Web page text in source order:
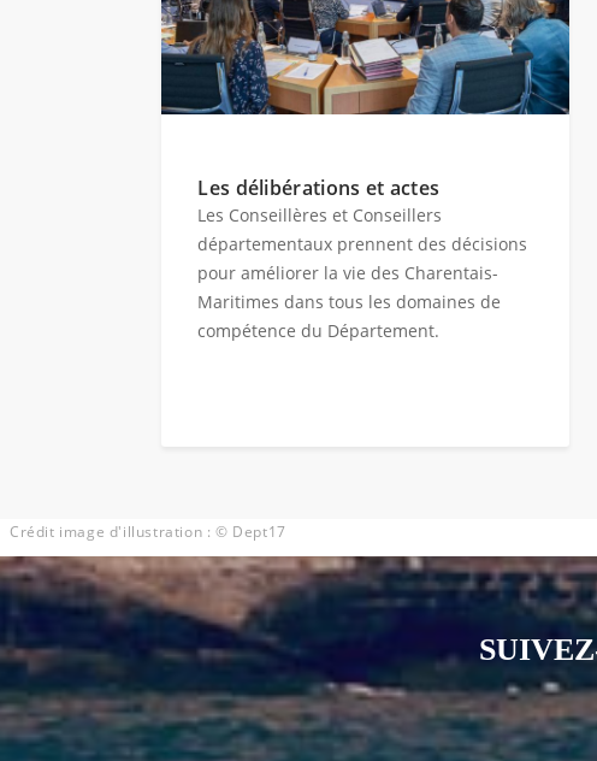
Les délibérations et actes
Les Conseillères et Conseillers
départementaux prennent des décisions
pour améliorer la vie des Charentais-
Maritimes dans tous les domaines de
compétence du Département.
Crédit image d'illustration : © Dept17